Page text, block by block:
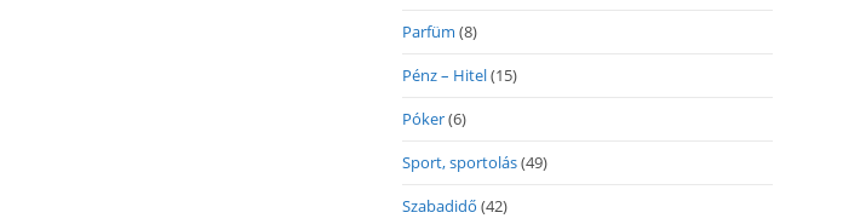
Parfüm (8)
Pénz – Hitel(15)
Póker(6)
Sport, sportolás(49)
Szabadidő (42)